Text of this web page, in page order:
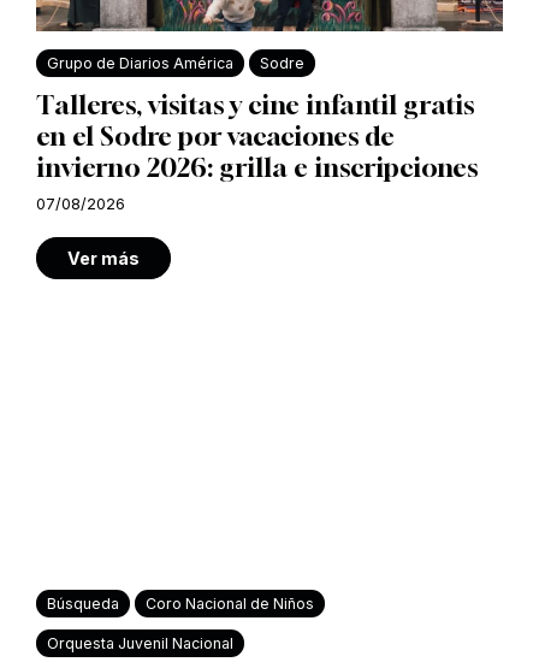
Grupo de Diarios América Sodre
Talleres, visitas y cine infantil gratis
en el Sodre por vacaciones de
invierno 2026: grilla e inscripciones
07/08/2026
Ver más
Búsqueda Coro Nacional de Niños
Orquesta Juvenil Nacional